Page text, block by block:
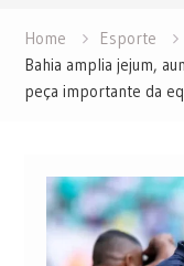
Home
Esporte
Bahia amplia jejum,
peça importante da